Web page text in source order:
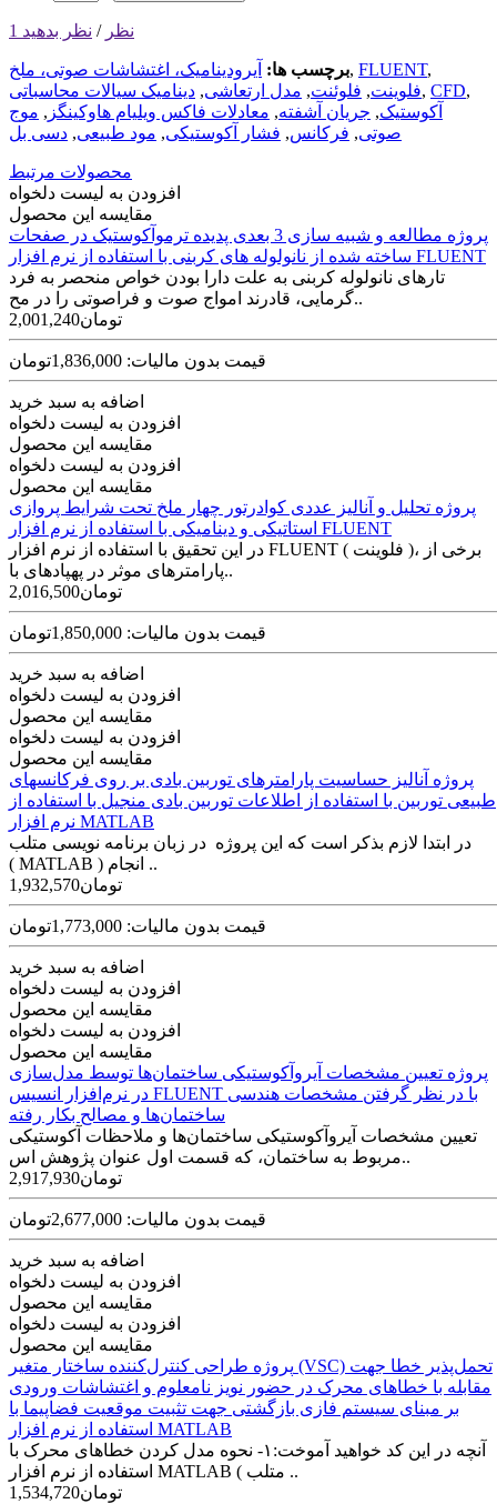
1 نظر / نظر بدهید
برچسب ها: آیرودینامیک، اغتشاشات صوتی، ملخ , FLUENT,
فلوینت, فلوئنت, مدل ارتعاشی, دینامیک سیالات محاسباتی , CFD,
آکوستیک, جریان آشفته, معادلات فاکس ویلیام هاوکینگز , موج
صوتی, فرکانس, فشار آکوستیکی, مود طبیعی, دسی بل
محصولات مرتبط
افزودن به لیست دلخواه
مقایسه این محصول
پروژه مطالعه و شبیه سازی 3 بعدی پدیده ترموآکوستیک در صفحات
ساخته شده از نانولوله های کربنی با استفاده از نرم افزار FLUENT
تارهای نانولوله کربنی به علت دارا بودن خواص منحصر به فرد
گرمایی، قادرند امواج صوت و فراصوتی را در مح..
2,001,240تومان
قیمت بدون مالیات: 1,836,000تومان
اضافه به سبد خرید
افزودن به لیست دلخواه
مقایسه این محصول
افزودن به لیست دلخواه
مقایسه این محصول
پروژه تحلیل و آنالیز عددی کوادرتور چهار ملخ تحت شرایط پروازی
استاتیکی و دینامیکی با استفاده از نرم افزار FLUENT
در این تحقیق با استفاده از نرم افزار FLUENT ( فلوینت )، برخی از
پارامترهای موثر در پهپادهای با..
2,016,500تومان
قیمت بدون مالیات: 1,850,000تومان
اضافه به سبد خرید
افزودن به لیست دلخواه
مقایسه این محصول
افزودن به لیست دلخواه
مقایسه این محصول
پروژه آنالیز حساسیت پارامترهای توربین بادی بر روی فرکانس­های
طبیعی توربین با استفاده از اطلاعات توربین بادی منجیل با استفاده از
نرم افزار MATLAB
در ابتدا لازم بذکر است که این پروژه در زبان برنامه نویسی متلب
( MATLAB ) انجام ..
1,932,570تومان
قیمت بدون مالیات: 1,773,000تومان
اضافه به سبد خرید
افزودن به لیست دلخواه
مقایسه این محصول
افزودن به لیست دلخواه
مقایسه این محصول
پروژه تعیین مشخصات آیروآکوستیکی ساختمان‌ها توسط مدل‌سازی
در نرم‌افزار انسیس FLUENT با در نظر گرفتن مشخصات هندسی
ساختمان‌ها و مصالح بکار رفته
تعیین مشخصات آیروآکوستیکی ساختمان‌ها و ملاحظات آکوستیکی
مربوط به ساختمان، که قسمت اول عنوان پژوهش اس..
2,917,930تومان
قیمت بدون مالیات: 2,677,000تومان
اضافه به سبد خرید
افزودن به لیست دلخواه
مقایسه این محصول
افزودن به لیست دلخواه
مقایسه این محصول
پروژه طراحی کنترل‌کننده ساختار متغیر (VSC) تحمل‌پذیر خطا جهت
مقابله با خطاهای محرک در حضور نویز نامعلوم و اغتشاشات ورودی
بر مبنای سیستم فازی بازگشتی جهت تثبیت موقعیت فضاپیما با
استفاده از نرم افزار MATLAB
آنچه در این کد خواهید آموخت:۱- نحوه مدل کردن خطاهای محرک با
استفاده از نرم افزار MATLAB ( متلب ..
1,534,720تومان